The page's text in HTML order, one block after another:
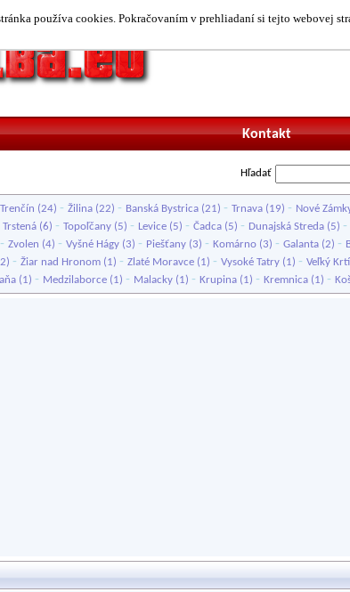
používa cookies. Pokračovaním v prehliadaní si tejto webovej
Kontakt
Hľadať
Trenčín (24) - Žilina (22) - Banská Bystrica (21) - Trnava (19) - Nové
Trstená (6) - Topoľčany (5) - Levice (5) - Čadca (5) - Dunajská Streda (5) -
- Zvolen (4) - Vyšné Hágy (3) - Piešťany (3) - Komárno (3) - Galanta (2) -
- Žiar nad Hronom (1) - Zlaté Moravce (1) - Vysoké Tatry (1) - Veľký
(1) - Medzilaborce (1) - Malacky (1) - Krupina (1) - Kremnica (1) -